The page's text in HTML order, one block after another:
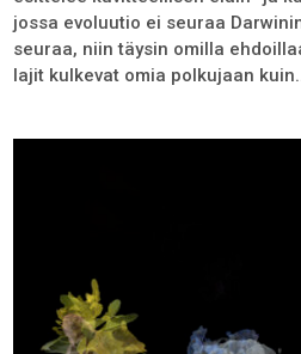
jossa evoluutio ei seuraa
seuraa, niin täysin omilla
lajit kulkevat omia polkujaan